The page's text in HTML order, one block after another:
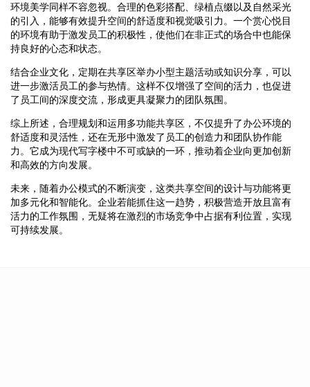
环境美学同样不容忽视。合理的色彩搭配、绿植点缀以及自然采光
的引入，能够有效提升空间的舒适度和视觉吸引力。一个赏心悦目
的环境有助于激发员工的积极性，使他们在非正式的场合中也能保
持良好的心态和状态。
结合企业文化，定期在共享区举办小型主题活动或知识分享，可以
进一步激活员工的参与热情。这样不仅增强了空间的活力，也促进
了员工间的深度交流，形成更具凝聚力的团队氛围。
综上所述，合理规划和运用多功能共享区，不仅提升了办公环境的
舒适度和灵活性，还在无形中激发了员工的创造力和团队协作能
力。它成为现代写字楼中不可或缺的一环，推动着企业向更加创新
和高效的方向发展。
未来，随着办公模式的不断演变，这类共享空间的设计与功能将更
加多元化和智能化。企业若能抓住这一趋势，积极营造开放且富有
活力的工作氛围，无疑将在激烈的市场竞争中占据有利位置，实现
可持续发展。